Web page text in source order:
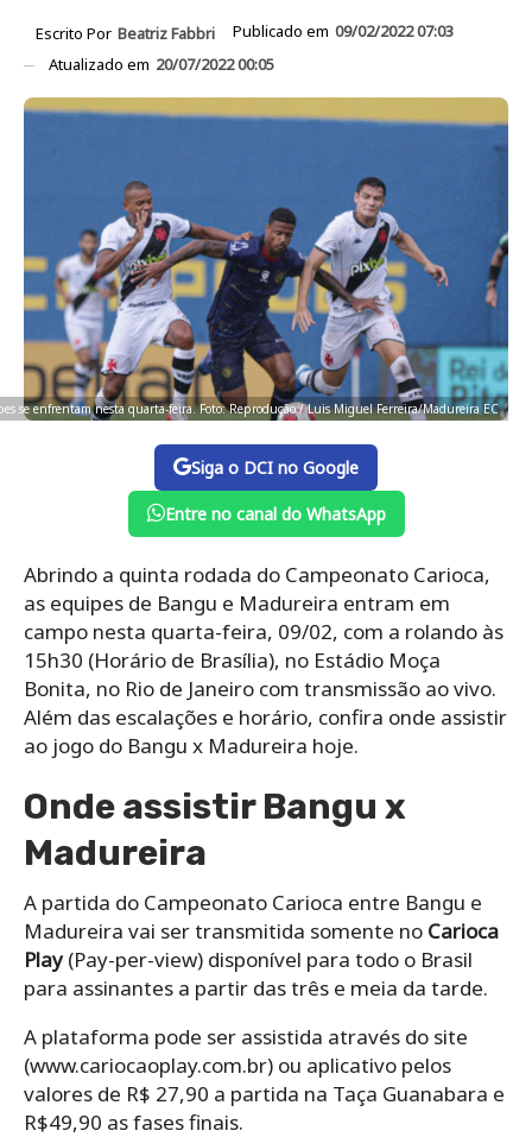
Escrito Por Beatriz Fabbri Publicado em 09/02/2022 07:03
Atualizado em 20/07/2022 00:05
se enfrentam nesta quarta-feira. Foto: Reprodução / Luis Miguel Ferreira/Madureira EC
Siga o DCI no Google
Entre no canal do WhatsApp
Abrindo a quinta rodada do Campeonato Carioca,
as equipes de Bangu e Madureira entram em
campo nesta quarta-feira, 09/02, com a rolando às
15h30 (Horário de Brasília), no Estádio Moça
Bonita, no Rio de Janeiro com transmissão ao vivo.
Além das escalações e horário, confira onde assistir
ao jogo do Bangu x Madureira hoje.
Onde assistir Bangu x
Madureira
A partida do Campeonato Carioca entre Bangu e
Madureira vai ser transmitida somente no Carioca
Play(Pay-per-view) disponível para todo o Brasil
para assinantes a partir das três e meia da tarde.
A plataforma pode ser assistida através do site
(www.cariocaoplay.com.br) ou aplicativo pelos
valores de R$ 27,90 a partida na Taça Guanabara e
R$49,90 as fases finais.